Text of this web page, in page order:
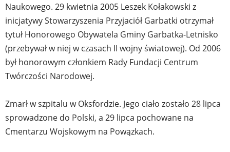
Naukowego. 29 kwietnia 2005 Leszek Kołakowski z
inicjatywy Stowarzyszenia Przyjaciół Garbatki otrzymał
tytuł Honorowego Obywatela Gminy Garbatka-Letnisko
(przebywał w niej w czasach II wojny światowej). Od 2006
był honorowym członkiem Rady Fundacji Centrum
Twórczości Narodowej.
Zmarł w szpitalu w Oksfordzie. Jego ciało zostało 28 lipca
sprowadzone do Polski, a 29 lipca pochowane na
Cmentarzu Wojskowym na Powązkach.